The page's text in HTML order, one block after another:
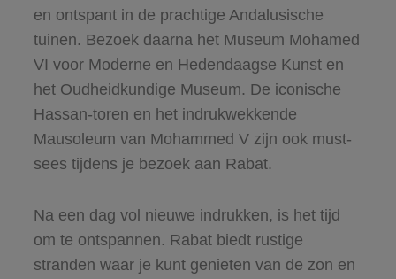
en ontspant in de prachtige Andalusische
tuinen. Bezoek daarna het Museum Mohamed
VI voor Moderne en Hedendaagse Kunst en
het Oudheidkundige Museum. De iconische
Hassan-toren en het indrukwekkende
Mausoleum van Mohammed V zijn ook must-
sees tijdens je bezoek aan Rabat.
Na een dag vol nieuwe indrukken, is het tijd
om te ontspannen. Rabat biedt rustige
stranden waar je kunt genieten van de zon en